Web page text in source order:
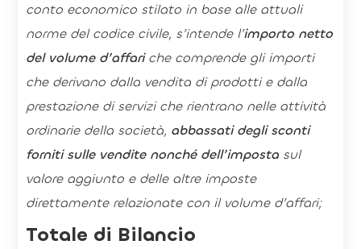
conto economico stilato in base alle attuali
norme del codice civile, s’intende l’importo netto
del volume d’affariche comprende gli importi
che derivano dalla vendita di prodotti e dalla
prestazione di servizi che rientrano nelle attività
ordinarie della società, abbassati degli sconti
forniti sulle vendite nonché dell’imposta sul
valore aggiunto e delle altre imposte
direttamente relazionate con il volume d’affari;
Totale di Bilancio